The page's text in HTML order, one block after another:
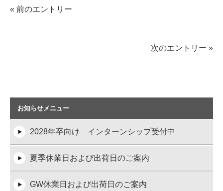
« 前のエントリー
次のエントリー »
お知らせメニュー
2028年卒向け インターンシップ受付中
夏季休業日および出荷日のご案内
GW休業日および出荷日のご案内